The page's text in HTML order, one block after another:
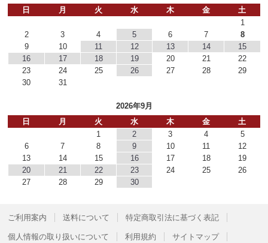
日
月 火 水 木 金
土
1
2
3 4 5 6 7
8
9
10 11 12 13 14
15
16
17 18 19 20 21
22
23
24 25 26 27 28
29
30
31
2026年9月
日
月 火 水 木 金
土
1
2 3 4
5
6
7 8 9 10 11
12
13
14 15 16 17 18
19
20
21 22 23 24 25
26
27
28 29 30
ご利用案内 送料について 特定商取引法に基づく表記
個人情報の取り扱いについて 利用規約 サイトマップ